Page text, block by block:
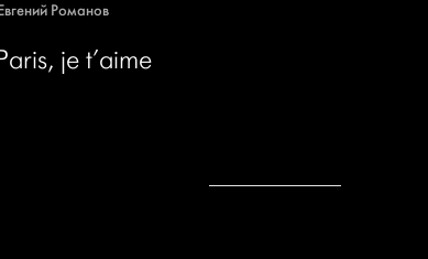
Романов
je t’aime